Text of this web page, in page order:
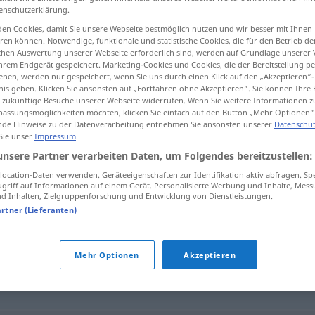
zeugungsfähig
Cookies, damit Sie unsere Webseite bestmöglich nutzen und wir besser mit Ihnen
können. Notwendige, funktionale und statistische Cookies, die für den Betrieb
Auswertung unserer Webseite erforderlich sind, werden auf Grundlage unserer
Endgerät gespeichert. Marketing-Cookies und Cookies, die der Bereitstellung
werden nur gespeichert, wenn Sie uns durch einen Klick auf den
geben. Klicken Sie ansonsten auf „Fortfahren ohne Akzeptieren“. Sie können
Besuche unserer Webseite widerrufen. Wenn Sie weitere Informationen
möchten, klicken Sie einfach auf den Button „Mehr
Hinweise zu der Datenverarbeitung entnehmen Sie ansonsten unserer
unser Impressum.
Partner verarbeiten Daten, um Folgendes bereitzustellen:
Daten verwenden. Geräteeigenschaften zur Identifikation aktiv abfragen.
auf Informationen auf einem Gerät. Personalisierte Werbung und Inhalte,
Inhalten, Zielgruppenforschung und Entwicklung von Dienstleistungen.
(Lieferanten)
Mehr Optionen Akzeptieren